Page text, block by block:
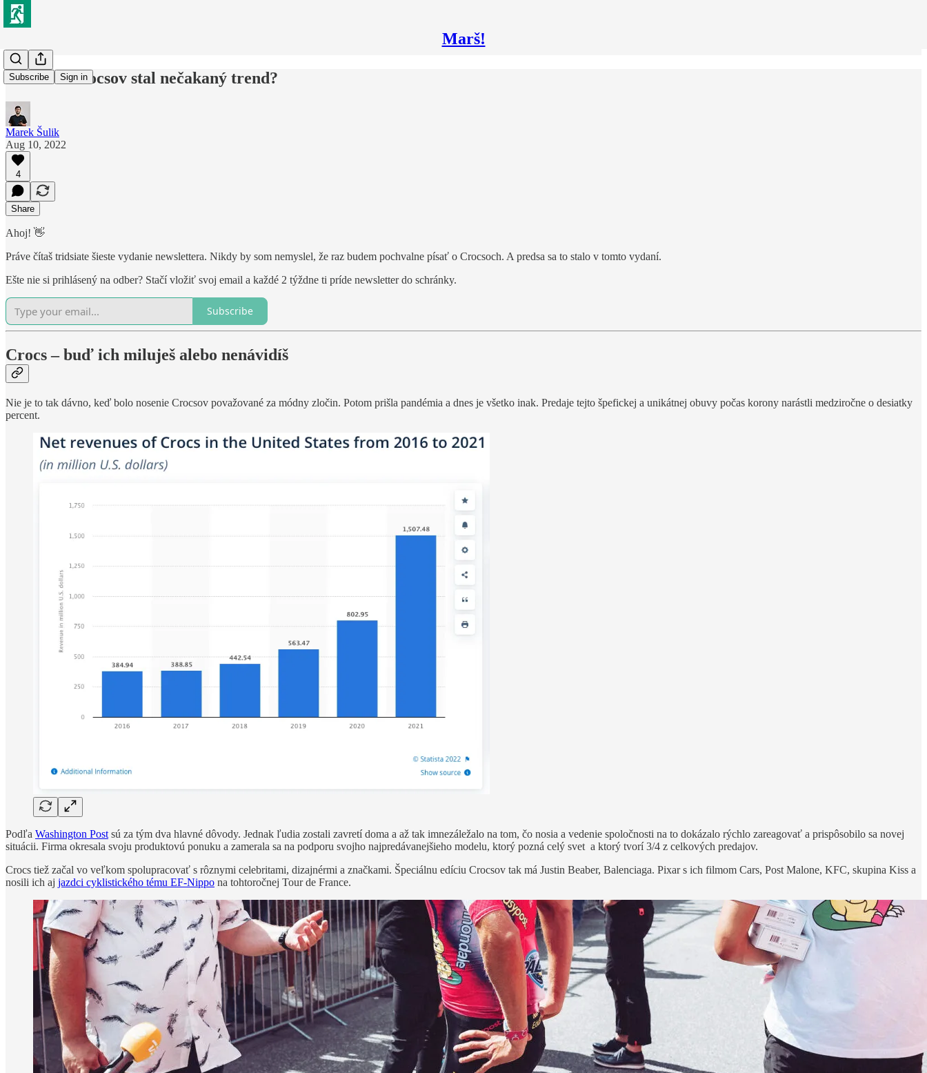
Marš!
Subscribe Sign in
Ako sa z Crocsov stal nečakaný trend?
Marek Šulik
Aug 10, 2022
4
Share
Ahoj! 👋
Práve čítaš tridsiate šieste vydanie newslettera. Nikdy by som nemyslel, že raz budem pochvalne písať o Crocsoch. A predsa sa to stalo v tomto vydaní.
Ešte nie si prihlásený na odber? Stačí vložiť svoj email a každé 2 týždne ti príde newsletter do schránky.
Subscribe
Crocs – buď ich miluješ alebo nenávidíš
Nie je to tak dávno, keď bolo nosenie Crocsov považované za módny zločin. Potom prišla pandémia a dnes je všetko inak. Predaje tejto špefickej a unikátnej obuvy počas korony narástli medziročne o desiatky
percent.
Podľa Washington Post sú za tým dva hlavné dôvody. Jednak ľudia zostali zavretí doma a až tak imnezáležalo na tom, čo nosia a vedenie spoločnosti na to dokázalo rýchlo zareagovať a prispôsobilo sa novej
situácii. Firma okresala svoju produktovú ponuku a zamerala sa na podporu svojho najpredávanejšieho modelu, ktorý pozná celý svet a ktorý tvorí 3/4 z celkových predajov.
Crocs tiež začal vo veľkom spolupracovať s rôznymi celebritami, dizajnérmi a značkami. Špeciálnu edíciu Crocsov tak má Justin Beaber, Balenciaga. Pixar s ich filmom Cars, Post Malone, KFC, skupina Kiss a
nosili ich aj jazdci cyklistického tému EF-Nippo na tohtoročnej Tour de France.